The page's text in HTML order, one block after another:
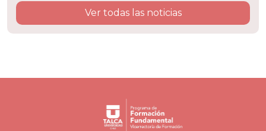
Ver todas las noticias